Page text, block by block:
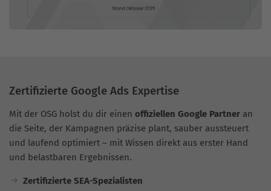
Zertifizierte Google Ads Expertise
Mit der OSG holst du dir einen offiziellen Google Partner an
die Seite, der Kampagnen präzise plant, sauber aussteuert
und laufend optimiert – mit Wissen direkt aus erster Hand
und belastbaren Ergebnissen.
Zertifizierte SEA-Spezialisten